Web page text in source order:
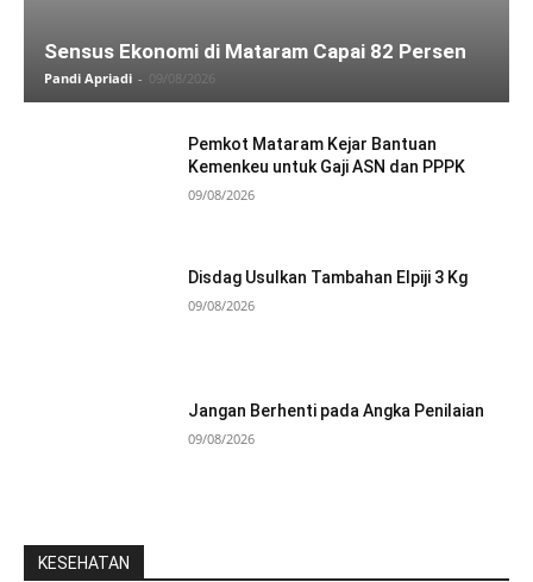
Sensus Ekonomi di Mataram Capai 82 Persen
Pandi Apriadi - 09/08/2026
Pemkot Mataram Kejar Bantuan
Kemenkeu untuk Gaji ASN dan PPPK
09/08/2026
Disdag Usulkan Tambahan Elpiji 3 Kg
09/08/2026
Jangan Berhenti pada Angka Penilaian
09/08/2026
KESEHATAN